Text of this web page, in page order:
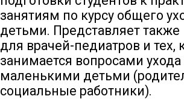
занятиям по курсу общего
детьми. Представляет также
для врачей-педиатров и тех,
занимается вопросами ухода
маленькими детьми
социальные работники).